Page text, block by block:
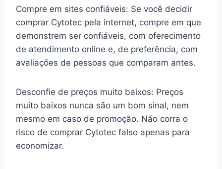
Compre em sites confiáveis: Se você decidir
comprar Cytotec pela internet, compre em que
demonstrem ser confiáveis, com oferecimento
de atendimento online e, de preferência, com
avaliações de pessoas que comparam antes.
Desconfie de preços muito baixos: Preços
muito baixos nunca são um bom sinal, nem
mesmo em caso de promoção. Não corra o
risco de comprar Cytotec falso apenas para
economizar.